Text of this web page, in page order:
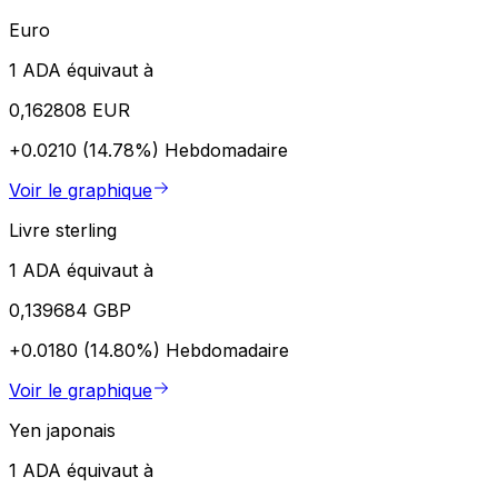
Euro
1 ADA équivaut à
0,162808 EUR
+0.0210 (14.78%) Hebdomadaire
Voir le graphique
Livre sterling
1 ADA équivaut à
0,139684 GBP
+0.0180 (14.80%) Hebdomadaire
Voir le graphique
Yen japonais
1 ADA équivaut à